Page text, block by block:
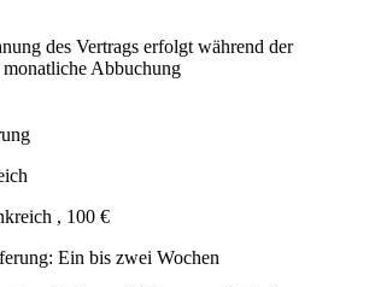
des Vertrags erfolgt während der
Abbuchung
, 100 €
Ein bis zwei Wochen